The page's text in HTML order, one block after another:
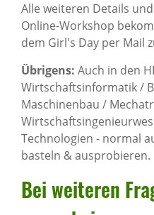
Alle weiteren Details
Online-Workshop
dem Girl's Day per Mail
Übrigens: Auch in den
Wirtschaftsinformatik /
Maschinenbau /
Technologien - normal
basteln & ausprobieren.
Bei weiteren